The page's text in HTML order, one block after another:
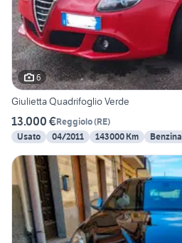
6
Giulietta Quadrifoglio Verde
13.000 €Reggiolo(RE)
Usato
04/2011 143000 Km Benzina